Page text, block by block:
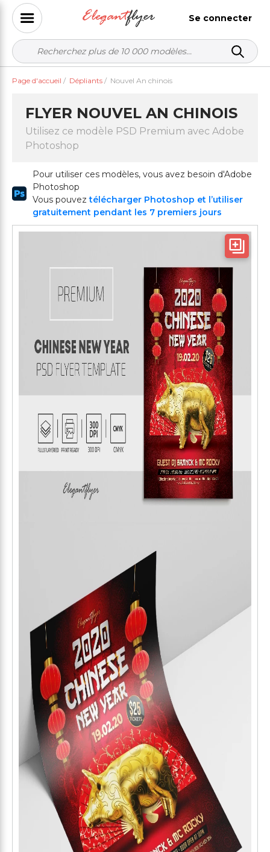
Se connecter
Page d'accueil / Dépliants / Nouvel An chinois
FLYER NOUVEL AN CHINOIS
Utilisez ce modèle PSD Premium avec Adobe
Photoshop
Pour utiliser ces modèles, vous avez besoin d'Adobe
Photoshop
Vous pouveztélécharger Photoshop et l’utiliser
gratuitement pendant les 7 premiers jours